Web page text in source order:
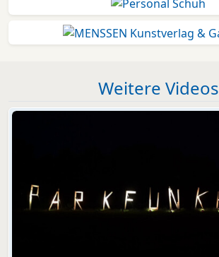
Weitere Videos